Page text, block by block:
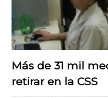
Más de 31 mil
retirar en la CSS